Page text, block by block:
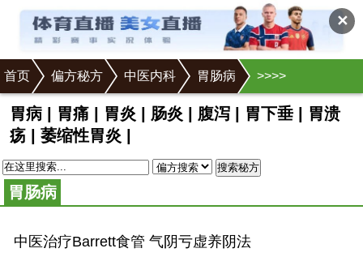
✕
首页 >
偏方秘方 >
中医内科 >
胃肠病 >
胃病 | 胃痛 | 胃炎 | 肠炎 | 腹泻 | 胃下垂 | 胃溃
疡 | 萎缩性胃炎 |
搜索秘方
胃肠病
中医治疗Barrett食管 气阴亏虚养阴法